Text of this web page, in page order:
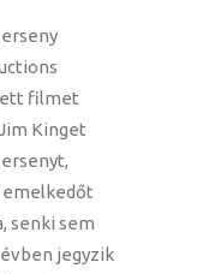
filmet
Kinget
emelkedőt
senki sem
jegyzik